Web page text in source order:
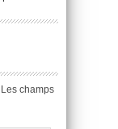
Les champs